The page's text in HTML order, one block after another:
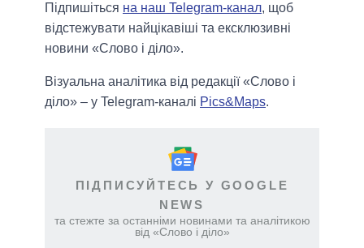
Підпишіться на наш Telegram-канал, щоб
відстежувати найцікавіші та ексклюзивні
новини «Слово і діло».
Візуальна аналітика від редакції «Слово і
діло» – у Telegram-каналі Pics&Maps.
ПІДПИСУЙТЕСЬ У GOOGLE
NEWS
та стежте за останніми новинами та аналітикою
від «Слово і діло»